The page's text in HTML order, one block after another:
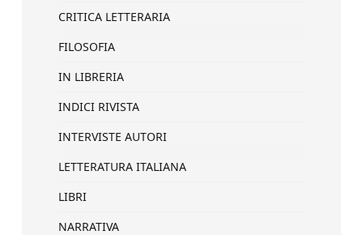
CRITICA LETTERARIA
FILOSOFIA
IN LIBRERIA
INDICI RIVISTA
INTERVISTE AUTORI
LETTERATURA ITALIANA
LIBRI
NARRATIVA